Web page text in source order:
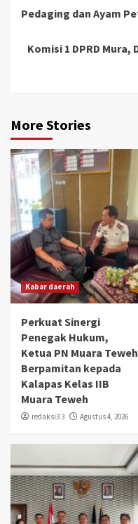
Pedaging dan Ayam
Komisi 1 DPRD
More Stories
Kabar daerah
Perkuat Sinergi
Penegak Hukum,
Ketua PN Muara Teweh
Berpamitan kepada
Kalapas Kelas IIB
Muara Teweh
redaksi3 3 Agustus 4, 2026